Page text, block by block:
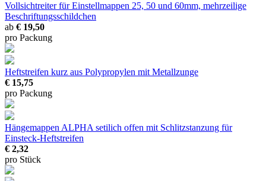
Vollsichtreiter für Einstellmappen 25, 50 und 60mm, mehrzeilige
Beschriftungsschildchen
ab € 19,50
pro Packung
Heftstreifen kurz aus Polypropylen mit Metallzunge
€ 15,75
pro Packung
Hängemappen ALPHA setilich offen mit Schlitzstanzung für
Einsteck-Heftstreifen
€ 2,32
pro Stück